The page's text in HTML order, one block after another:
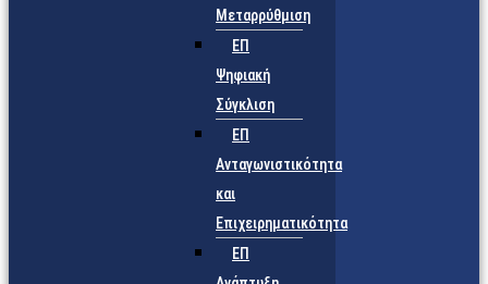
Μεταρρύθμιση
ΕΠ
Ψηφιακή
Σύγκλιση
ΕΠ
Ανταγωνιστικότητα
και
Επιχειρηματικότητα
ΕΠ